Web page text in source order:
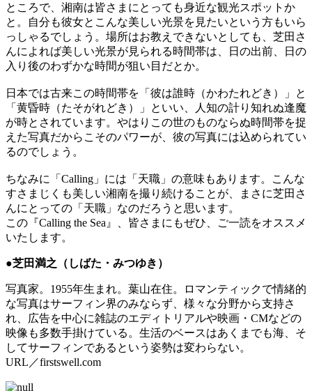
ところで、湘南は皆さまにとっても身近な観光スポットか
と。自分も彼女とこんな美しい光景を見たいという方もいら
っしゃるでしょう。場所はお教えできないとしても、芝田さ
んによれば美しい光景が見られる時間帯は、日の出前、日の
入り後のわずかな時間が狙い目だとか。
日本では古来この時間帯を「彼は誰時（かわたれどき）」と
「黄昏時（たそがれどき）」といい、人知の計り知れぬ逢魔
が時とされています。やはりこの世のものならぬ時間帯を捉
えた写真だからこそのパワーが、彼の写真には込められてい
るのでしょう。
ちなみに「Calling」には「天職」の意味もあります。こんな
すさまじくも美しい湘南を撮り続けることが、まさに芝田さ
んにとっての「天職」なのだろうと思います。
この『Calling the Sea』、皆さまにもぜひ、ご一読をオススメ
いたします。
●芝田満之（しばた・みつゆき）
写真家。1955年生まれ。葉山在住。ロマンティックで情緒的
な写真はサーフィン界のみならず、様々な分野から支持さ
れ、広告を中心に雑誌のエディトリアルや映画・CMなどの
映像も多数手掛けている。生活のベースはあくまでも海、そ
してサーフィンであるという姿勢は変わらない。
URL／firstswell.com